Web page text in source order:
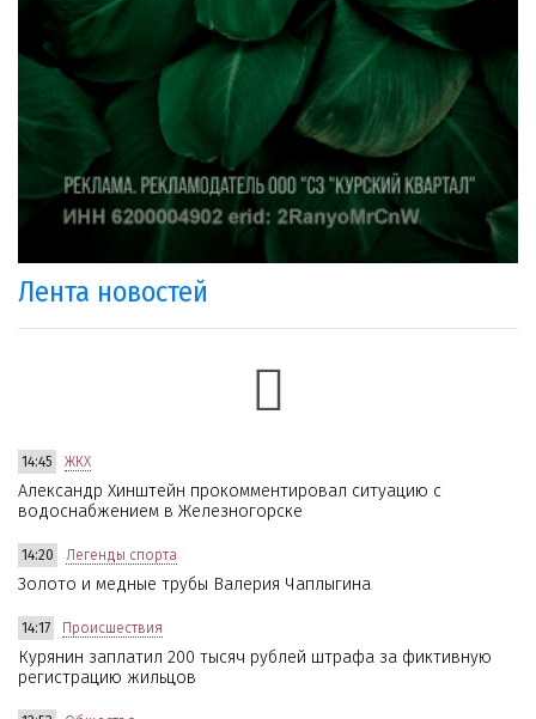
Лента новостей
14:45 ЖКХ
Александр Хинштейн прокомментировал ситуацию с
водоснабжением в Железногорске
14:20 Легенды спорта
Золото и медные трубы Валерия Чаплыгина
14:17 Происшествия
Курянин заплатил 200 тысяч рублей штрафа за фиктивную
регистрацию жильцов